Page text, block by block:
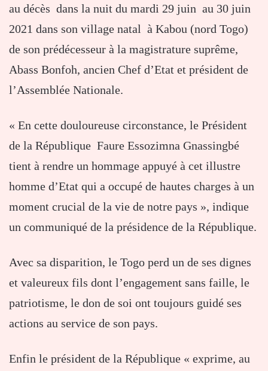
au décès dans la nuit du mardi 29 juin au 30 juin
2021 dans son village natal à Kabou (nord Togo)
de son prédécesseur à la magistrature suprême,
Abass Bonfoh, ancien Chef d’Etat et président de
l’Assemblée Nationale.
« En cette douloureuse circonstance, le Président
de la République Faure Essozimna Gnassingbé
tient à rendre un hommage appuyé à cet illustre
homme d’Etat qui a occupé de hautes charges à un
moment crucial de la vie de notre pays », indique
un communiqué de la présidence de la République.
Avec sa disparition, le Togo perd un de ses dignes
et valeureux fils dont l’engagement sans faille, le
patriotisme, le don de soi ont toujours guidé ses
actions au service de son pays.
Enfin le président de la République « exprime, au